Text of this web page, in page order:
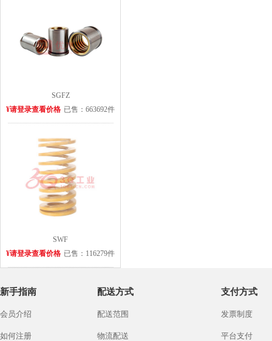
SGFZ
¥请登录查看价格 已售：663692件
SWF
¥请登录查看价格 已售：116279件
新手指南
会员介绍
如何注册
配送方式
配送范围
物流配送
支付方式
发票制度
平台支付